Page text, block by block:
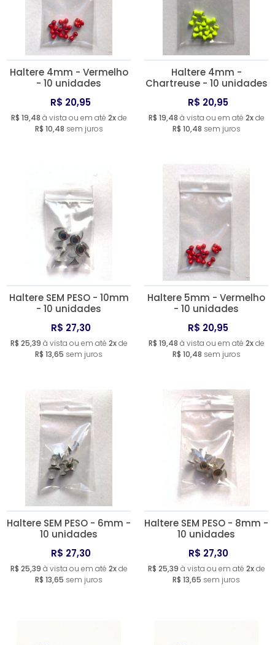
Haltere 4mm - Vermelho
- 10 unidades
R$ 20,95
R$ 19,48 à vista ou em até 2xde
R$ 10,48 sem juros
Haltere 4mm -
Chartreuse - 10 unidades
R$ 20,95
R$ 19,48 à vista ou em até 2xde
R$ 10,48 sem juros
Haltere SEM PESO - 10mm
- 10 unidades
R$ 27,30
R$ 25,39 à vista ou em até 2xde
R$ 13,65 sem juros
Haltere 5mm - Vermelho
- 10 unidades
R$ 20,95
R$ 19,48 à vista ou em até 2xde
R$ 10,48 sem juros
Haltere SEM PESO - 6mm -
10 unidades
R$ 27,30
R$ 25,39 à vista ou em até 2xde
R$ 13,65 sem juros
Haltere SEM PESO - 8mm -
10 unidades
R$ 27,30
R$ 25,39 à vista ou em até 2xde
R$ 13,65 sem juros